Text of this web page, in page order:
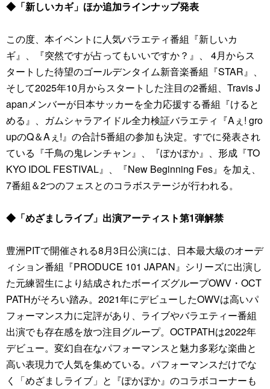
◆「新しいカギ」ほか追加ラインナップ発表
この度、本イベントに人気バラエティ番組『新しいカ
ギ』、『突然ですが占ってもいいですか？』、 4月からス
タートした待望のゴールデンタイム新音楽番組『STAR』、
そして2025年10月からスタートした注目の2番組、Travis J
apanメンバーが日本サッカーを全力応援する番組『けると
める』、ガムシャラアイドル全力検証バラエティ『Aぇ! gro
upのQ＆Aぇ!』の合計5番組の参加も決定。すでに発表され
ている『千鳥の鬼レンチャン』、『ぽかぽか』、形成『TO
KYO IDOL FESTIVAL』、『New Beginning Fes』を加え、
7番組＆2つのフェスとのコラボステージが行われる。
◆「めざましライブ」出演アーティスト第1弾解禁
豊洲PITで開催される8月3日公演には、日本最大級のオーデ
ィション番組『PRODUCE 101 JAPAN』シリーズに出演し
た元練習生により結成されたボーイズグループOWV・OCT
PATHがそろい踏み。2021年にデビューしたOWVは高いパ
フォーマンス力に定評があり、ライブやバラエティー番組
出演でも存在感を放つ注目グループ。OCTPATHは2022年
デビュー。変幻自在なパフォーマンスと魅力多彩な楽曲と
高い表現力で人気を集めている。パフォーマンスだけでな
く「めざましライブ」と『ぽかぽか』のコラボコーナーも